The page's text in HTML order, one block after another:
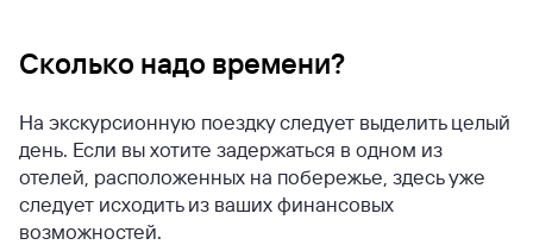
Сколько надо времени?
На экскурсионную поездку следует выделить целый
день. Если вы хотите задержаться в одном из
отелей, расположенных на побережье, здесь уже
следует исходить из ваших финансовых
возможностей.